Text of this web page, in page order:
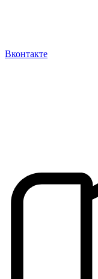
Вконтакте